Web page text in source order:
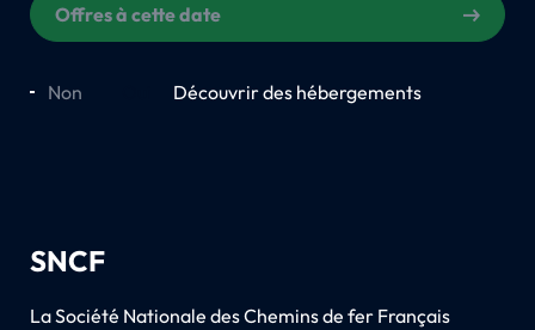
Offres à cette date
Non Découvrir des hébergements
SNCF
La Société Nationale des Chemins de fer Français